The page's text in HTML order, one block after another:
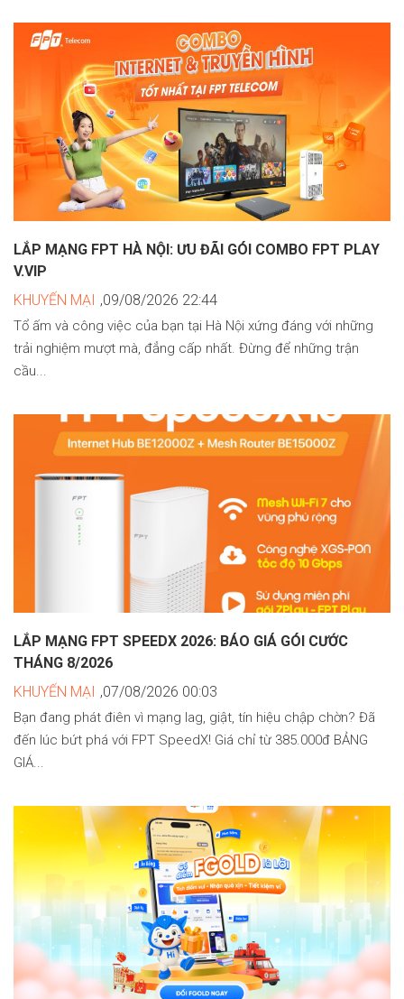
LẮP MẠNG FPT HÀ NỘI: ƯU ĐÃI GÓI COMBO FPT PLAY
V.VIP
KHUYẾN MẠI ,09/08/2026 22:44
Tổ ấm và công việc của bạn tại Hà Nội xứng đáng với những
trải nghiệm mượt mà, đẳng cấp nhất. Đừng để những trận
cầu...
LẮP MẠNG FPT SPEEDX 2026: BÁO GIÁ GÓI CƯỚC
THÁNG 8/2026
KHUYẾN MẠI ,07/08/2026 00:03
Bạn đang phát điên vì mạng lag, giật, tín hiệu chập chờn? Đã
đến lúc bứt phá với FPT SpeedX! Giá chỉ từ 385.000đ BẢNG
GIÁ...